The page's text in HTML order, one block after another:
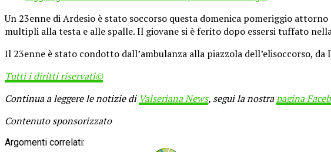
Un 23enne di Ardesio è stato soccorso questa domenica pomeriggio
multipli alla testa e alle spalle. Il giovane si è ferito dopo essersi tuffato
Il 23enne è stato condotto dall’ambulanza alla piazzola dell’elisoccorso,
Tutti i diritti riservati©
Continua a leggere le notizie di Valseriana News, segui la nostrapagina
Contenuto sponsorizzato
Argomenti correlati: